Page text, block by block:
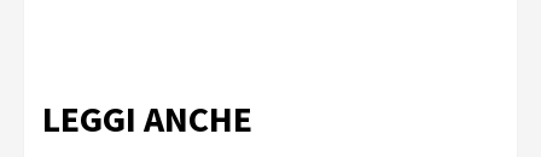
LEGGI ANCHE